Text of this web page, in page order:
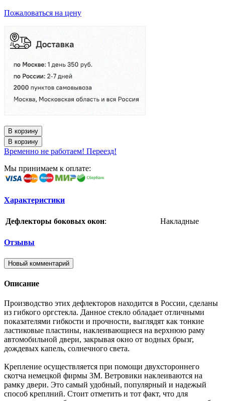
Пожаловаться на цену
В корзину
В корзину
Временно не работаем! Переезд!
Мы принимаем к оплате:
Характеристики
Дефлекторы боковых окон: Накладные
Отзывы
Новый комментарий
Описание
Производство этих дефлекторов находится в России, сделаны
из гибкого оргстекла. Данное стекло обладает отличными
показателями гибкости и прочности, выглядят как тонкие
ластиковые пластины, наклеивающиеся на верхнюю раму
автомобильной двери, закрывая окно от водных брызг,
дождевых капель, солнечного света.
Крепление осуществляется при помощи двухстороннего
скотча немецкой фирмы 3M. Ветровики наклеиваются на
рамку двери. Это самый удобный, популярный и надежый
способ креплний. Стоит отметить и тот факт, что для